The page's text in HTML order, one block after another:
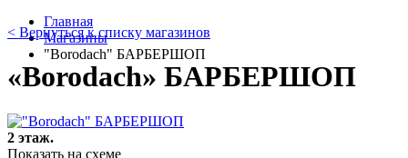
Главная
Магазины
"Borodach" БАРБЕРШОП
< Вернуться к списку магазинов
«Borodach» БАРБЕРШОП
2 этаж.
Показать на схеме